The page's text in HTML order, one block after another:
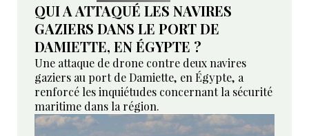
QUI A ATTAQUÉ LES NAVIRES
GAZIERS DANS LE PORT DE
DAMIETTE, EN ÉGYPTE ?
Une attaque de drone contre deux navires
gaziers au port de Damiette, en Égypte, a
renforcé les inquiétudes concernant la sécurité
maritime dans la région.